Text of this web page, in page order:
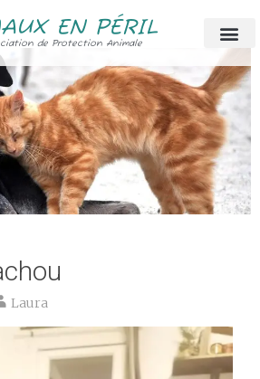
EN PÉRIL
de Protection Animale
Laura